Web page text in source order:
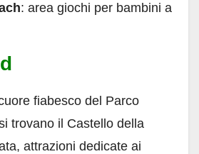
: area giochi per bambini a
fiabesco del Parco
trovano il Castello della
attrazioni dedicate ai